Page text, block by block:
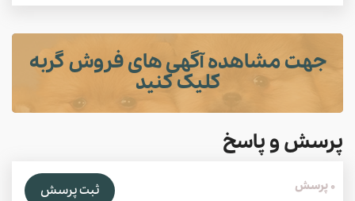
جهت مشاهده آگهی های فروش گربه
کلیک کنید
پرسش و پاسخ
ثبت پرسش 0 پرسش